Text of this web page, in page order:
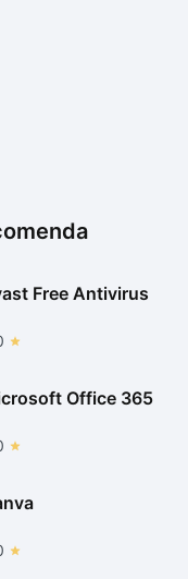
Free Antivirus
Office 365